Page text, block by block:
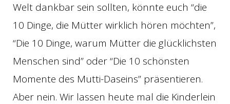
Welt dankbar sein sollten, könnte euch “die
10 Dinge, die Mütter wirklich hören möchten”,
“Die 10 Dinge, warum Mütter die glücklichsten
Menschen sind” oder “Die 10 schönsten
Momente des Mutti-Daseins” präsentieren.
Aber nein. Wir lassen heute mal die Kinderlein